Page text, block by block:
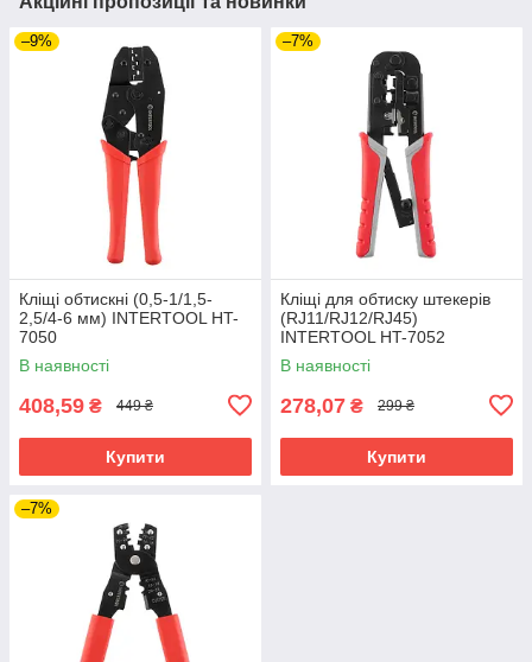
–9%
Кліщі обтискні (0,5-1/1,5-
2,5/4-6 мм) INTERTOOL HT-
7050
В наявності
408,59 ₴ 449 ₴
Купити
–7%
Кліщі для обтиску штекерів
(RJ11/RJ12/RJ45)
INTERTOOL HT-7052
В наявності
278,07 ₴ 299 ₴
Купити
–7%